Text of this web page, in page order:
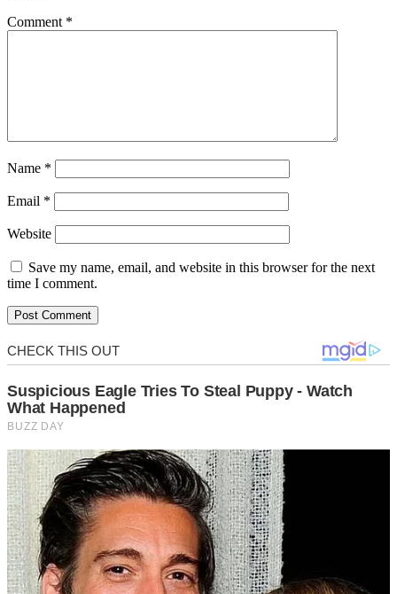
Comment *
Name *
Email *
Website
Save my name, email, and website in this browser for the next
time I comment.